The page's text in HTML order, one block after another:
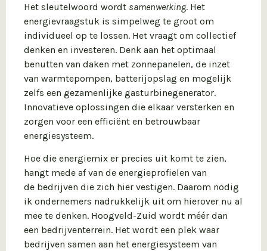
Het sleutelwoord wordt samenwerking. Het
energievraagstuk is simpelweg te groot om
individueel op te lossen. Het vraagt om collectief
denken en investeren. Denk aan het optimaal
benutten van daken met zonnepanelen, de inzet
van warmtepompen, batterijopslag en mogelijk
zelfs een gezamenlijke gasturbinegenerator.
Innovatieve oplossingen die elkaar versterken en
zorgen voor een efficiënt en betrouwbaar
energiesysteem.
Hoe die energiemix er precies uit komt te zien,
hangt mede af van de energieprofielen van
de bedrijven die zich hier vestigen. Daarom nodig
ik ondernemers nadrukkelijk uit om hierover nu al
mee te denken. Hoogveld-Zuid wordt méér dan
een bedrijventerrein. Het wordt een plek waar
bedrijven samen aan het energiesysteem van